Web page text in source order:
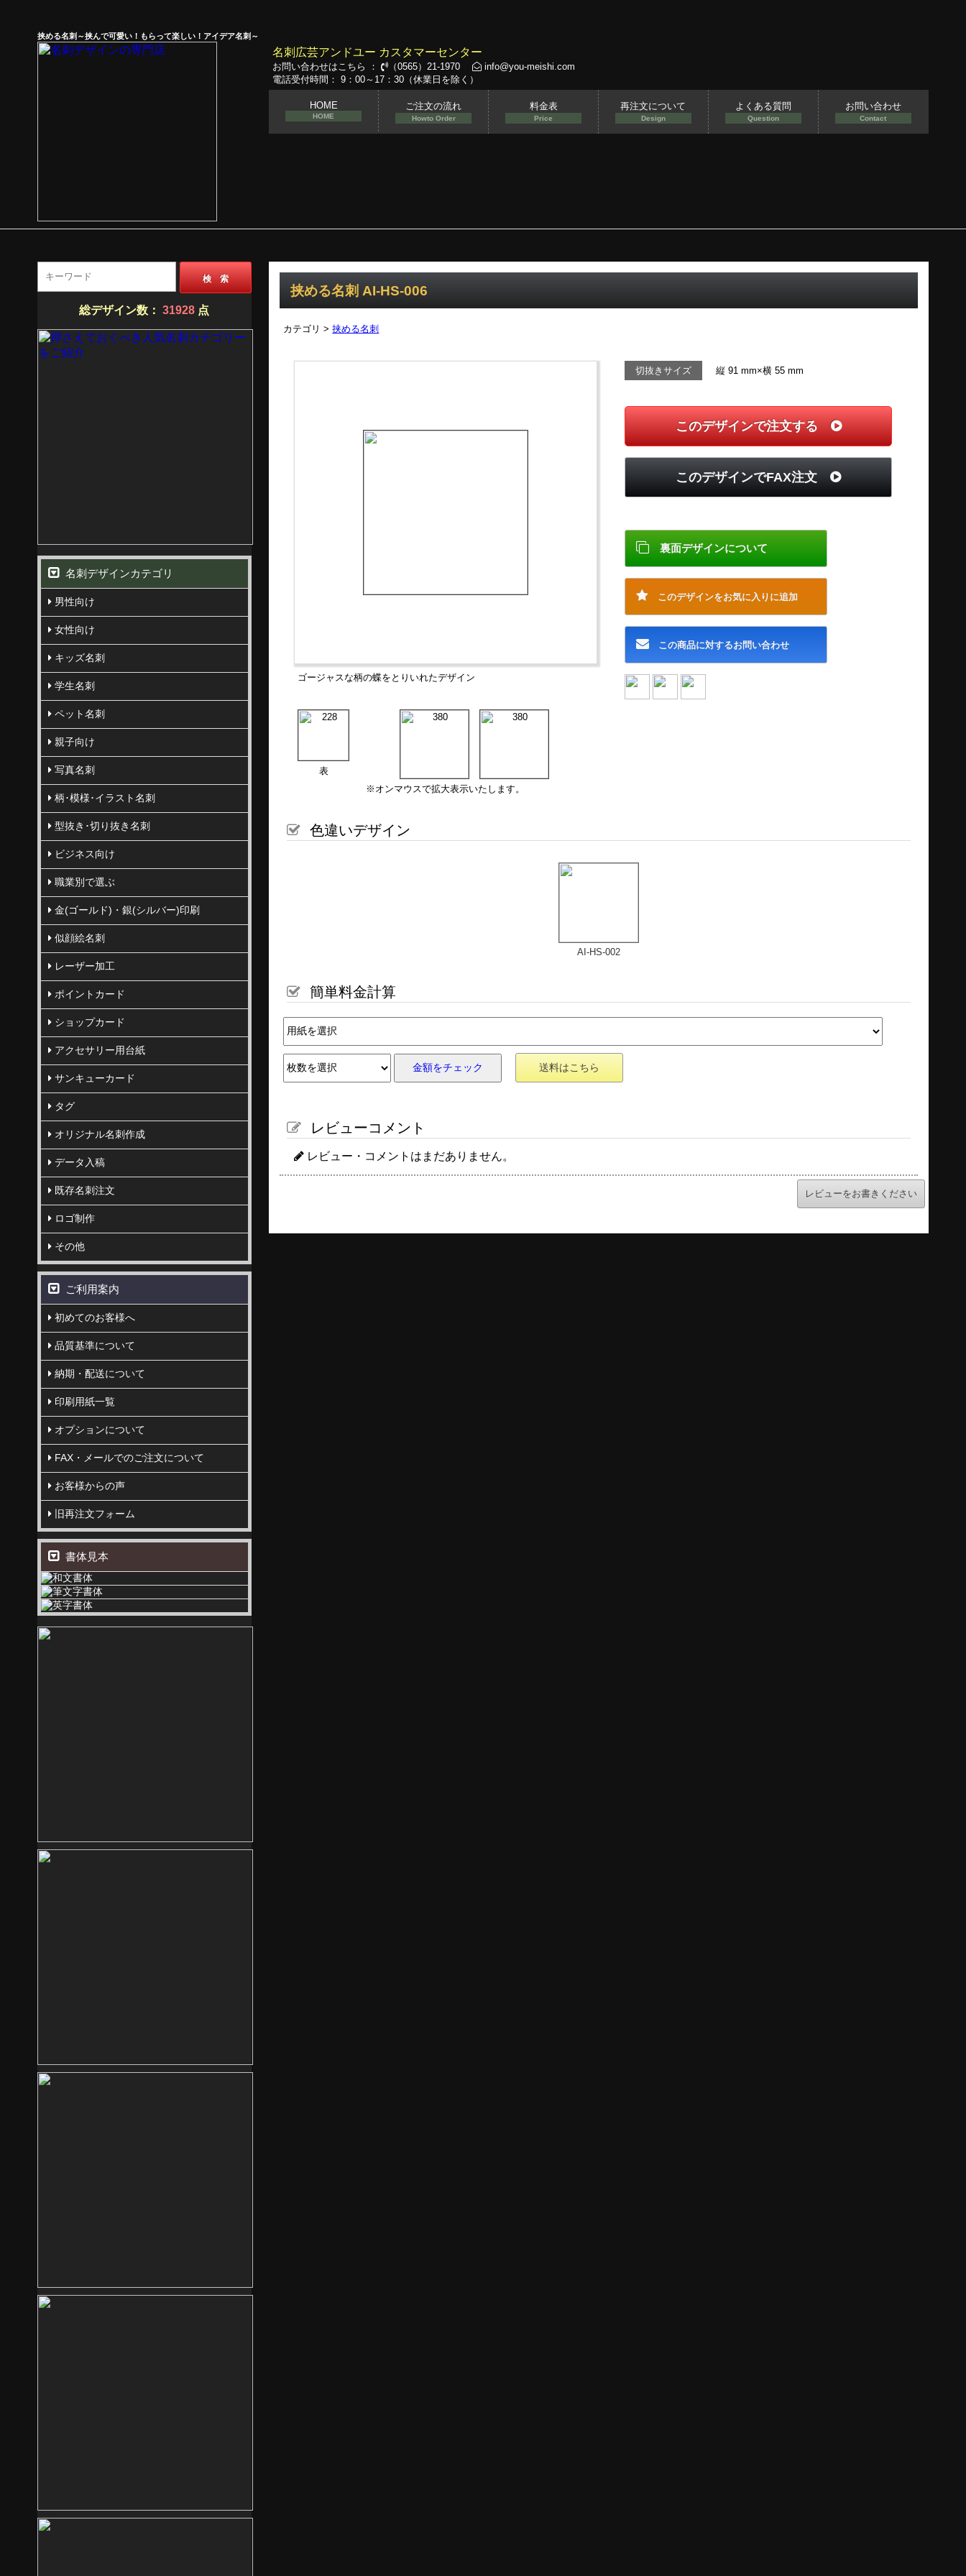
挟める名刺～挟んで可愛い！もらって楽しい！アイデア名刺～
名刺広芸アンドユー カスタマーセンター
お問い合わせはこちら ： （0565）21-1970
info@you-meishi.com
電話受付時間： 9：00～17：30（休業日を除く）
HOME
HOME
ご注文の流れ
Howto Order
料金表
Price
再注文について
Design
よくある質問
Question
お問い合わせ
Contact
挟める名刺 AI-HS-006
カテゴリ >挟める名刺
ゴージャスな柄の蝶をとりいれたデザイン
表
※オンマウスで拡大表示いたします。
切抜きサイズ 縦 91 mm×横 55 mm
このデザインで注文する
このデザインでFAX注文
裏面デザインについて
このデザインをお気に入りに追加
この商品に対するお問い合わせ
色違いデザイン
AI-HS-002
簡単料金計算
金額をチェック 送料はこちら
レビューコメント
レビュー・コメントはまだありません。
レビューをお書きください
検 索
総デザイン数：31928 点
名刺デザインカテゴリ
男性向け
女性向け
キッズ名刺
学生名刺
ペット名刺
親子向け
写真名刺
柄･模様･イラスト名刺
型抜き･切り抜き名刺
ビジネス向け
職業別で選ぶ
金(ゴールド)・銀(シルバー)印刷
似顔絵名刺
レーザー加工
ポイントカード
ショップカード
アクセサリー用台紙
サンキューカード
タグ
オリジナル名刺作成
データ入稿
既存名刺注文
ロゴ制作
その他
ご利用案内
初めてのお客様へ
品質基準について
納期・配送について
印刷用紙一覧
オプションについて
FAX・メールでのご注文について
お客様からの声
旧再注文フォーム
書体見本